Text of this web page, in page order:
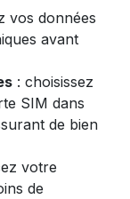
vos données
avant
: choisissez
SIM dans
de bien
votre
de